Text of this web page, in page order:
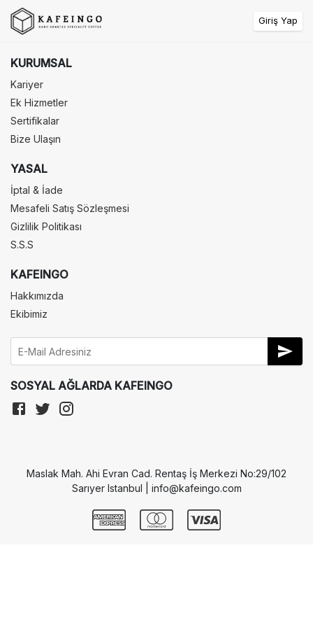
Giriş Yap
KURUMSAL
Kariyer
Ek Hizmetler
Sertifikalar
Bize Ulaşın
YASAL
İptal & İade
Mesafeli Satış Sözleşmesi
Gizlilik Politikası
S.S.S
KAFEINGO
Hakkımızda
Ekibimiz
SOSYAL AĞLARDA KAFEINGO
Maslak Mah. Ahi Evran Cad. Rentaş İş Merkezi No:29/102
Sarıyer Istanbul | info@kafeingo.com